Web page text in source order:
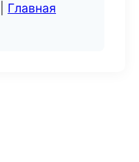
Главная